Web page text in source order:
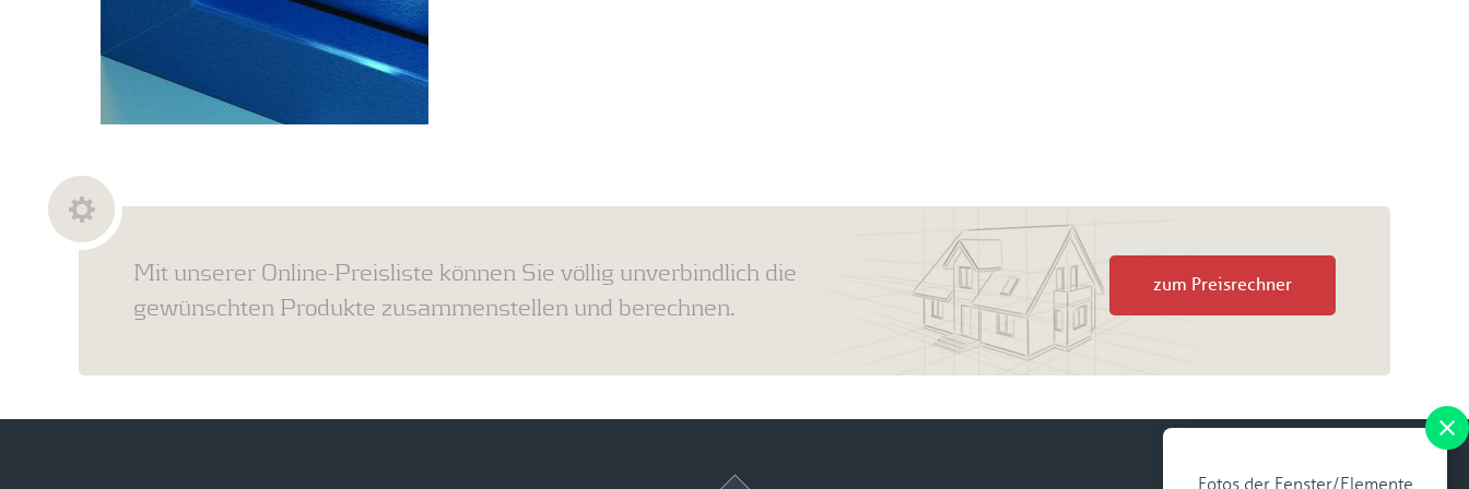
Fotos der Fenster/Elemente
Mit unserer Online-Preisliste können Sie völlig unverbindlich die
gewünschten Produkte zusammenstellen und berechnen.
zum Preisrechner